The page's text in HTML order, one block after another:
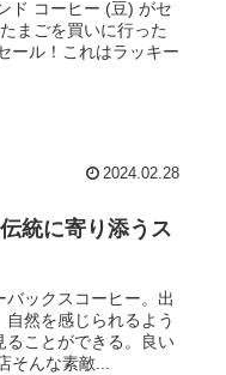
ド コーヒー (豆) がセ
まごを買いに行った
ール！これはラッキー
2024.02.28
統に寄り添うス
ックスコーヒー。出
然を感じられるよう
ることができる。良い
そんな素敵...